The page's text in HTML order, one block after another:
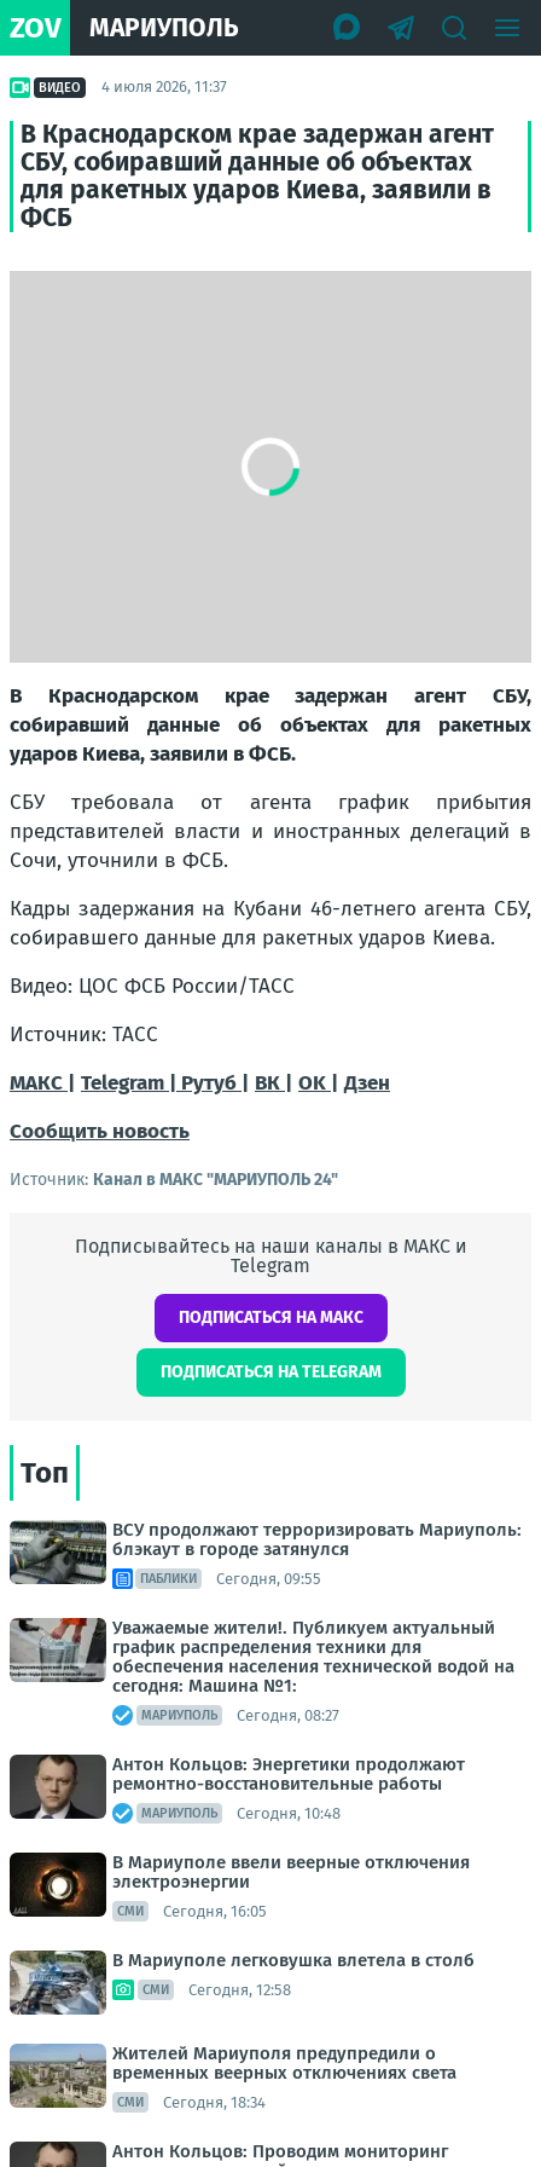
ZOV МАРИУПОЛЬ
ВИДЕО 4 июля 2026, 11:37
В Краснодарском крае задержан агент
СБУ, собиравший данные об объектах
для ракетных ударов Киева, заявили в
ФСБ
В Краснодарском крае задержан агент СБУ,
собиравший данные об объектах для ракетных
ударов Киева, заявили в ФСБ.
СБУ требовала от агента график прибытия
представителей власти и иностранных делегаций в
Сочи, уточнили в ФСБ.
Кадры задержания на Кубани 46-летнего агента СБУ,
собиравшего данные для ракетных ударов Киева.
Видео: ЦОС ФСБ России/ТАСС
Источник: ТАСС
МАКС |
Telegram | Рутуб | ВК | OK |
Дзен
Сообщить новость
Источник: Канал в МАКС "МАРИУПОЛЬ 24"
Подписывайтесь на наши каналы в МАКС и
Telegram
ПОДПИСАТЬСЯ НА МАКС
ПОДПИСАТЬСЯ НА TELEGRAM
Топ
ВСУ продолжают терроризировать Мариуполь:
блэкаут в городе затянулся
ПАБЛИКИ Сегодня, 09:55
Уважаемые жители!. Публикуем актуальный
график распределения техники для
обеспечения населения технической водой на
сегодня: Машина №1:
МАРИУПОЛЬ Сегодня, 08:27
Антон Кольцов: Энергетики продолжают
ремонтно-восстановительные работы
МАРИУПОЛЬ Сегодня, 10:48
В Мариуполе ввели веерные отключения
электроэнергии
СМИ Сегодня, 16:05
В Мариуполе легковушка влетела в столб
СМИ Сегодня, 12:58
Жителей Мариуполя предупредили о
временных веерных отключениях света
СМИ Сегодня, 18:34
Антон Кольцов: Проводим мониторинг